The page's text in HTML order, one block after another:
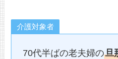
介護対象者
70代半ばの老夫婦の旦